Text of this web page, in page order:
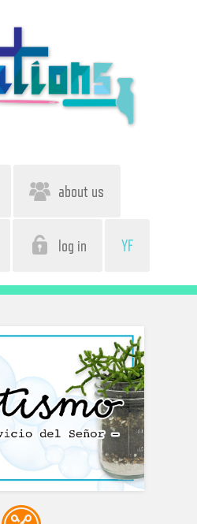
about us
log in YF